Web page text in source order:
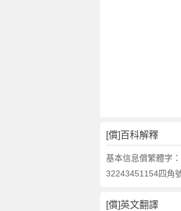
[償]百科解釋
基本信息償繁體字
32243451154四角
[償]英文翻譯